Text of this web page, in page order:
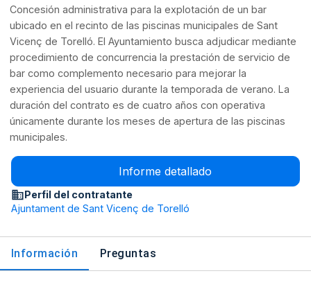
Concesión administrativa para la explotación de un bar
ubicado en el recinto de las piscinas municipales de Sant
Vicenç de Torelló. El Ayuntamiento busca adjudicar mediante
procedimiento de concurrencia la prestación de servicio de
bar como complemento necesario para mejorar la
experiencia del usuario durante la temporada de verano. La
duración del contrato es de cuatro años con operativa
únicamente durante los meses de apertura de las piscinas
municipales.
Informe detallado
Perfil del contratante
Ajuntament de Sant Vicenç de Torelló
Información Preguntas